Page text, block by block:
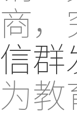
商
信
为